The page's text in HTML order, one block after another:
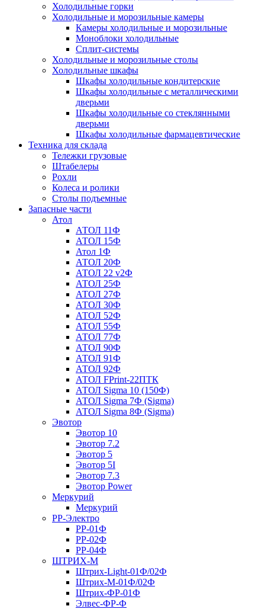
Холодильные горки
Холодильные и морозильные камеры
Камеры холодильные и морозильные
Моноблоки холодильные
Сплит-системы
Холодильные и морозильные столы
Холодильные шкафы
Шкафы холодильные кондитерские
Шкафы холодильные с металлическими
дверьми
Шкафы холодильные со стеклянными
дверьми
Шкафы холодильные фармацевтические
Техника для склада
Тележки грузовые
Штабелеры
Рохли
Колеса и ролики
Столы подъемные
Запасные части
Атол
АТОЛ 11Ф
АТОЛ 15Ф
Атол 1Ф
АТОЛ 20Ф
АТОЛ 22 v2Ф
АТОЛ 25Ф
АТОЛ 27Ф
АТОЛ 30Ф
АТОЛ 52Ф
АТОЛ 55Ф
АТОЛ 77Ф
АТОЛ 90Ф
АТОЛ 91Ф
АТОЛ 92Ф
АТОЛ FPrint-22ПТК
АТОЛ Sigma 10 (150Ф)
АТОЛ Sigma 7Ф (Sigma)
АТОЛ Sigma 8Ф (Sigma)
Эвотор
Эвотор 10
Эвотор 7.2
Эвотор 5
Эвотор 5I
Эвотор 7.3
Эвотор Power
Меркурий
Меркурий
РР-Электро
РР-01Ф
РР-02Ф
РР-04Ф
ШТРИХ-М
Штрих-Light-01Ф/02Ф
Штрих-М-01Ф/02Ф
Штрих-ФР-01Ф
Элвес-ФР-Ф